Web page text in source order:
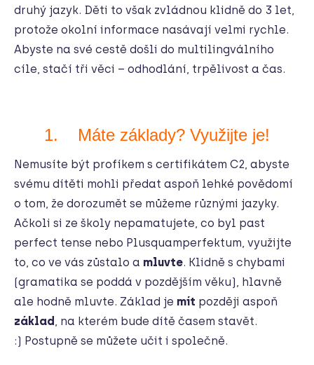
druhý jazyk. Děti to však zvládnou klidně do 3 let,
protože okolní informace nasávají velmi rychle.
Abyste na své cestě došli do multilingválního
cíle, stačí tři věci – odhodlání, trpělivost a čas.
1. Máte základy? Využijte je!
Nemusíte být profíkem s certifikátem C2, abyste
svému dítěti mohli předat aspoň lehké povědomí
o tom, že dorozumět se můžeme různými jazyky.
Ačkoli si ze školy nepamatujete, co byl past
perfect tense nebo Plusquamperfektum, využijte
to, co ve vás zůstalo a mluvte. Klidně s chybami
(gramatika se poddá v pozdějším věku), hlavně
ale hodně mluvte. Základ je mít později aspoň
základ , na kterém bude dítě časem stavět.
:) Postupně se můžete učit i společně.